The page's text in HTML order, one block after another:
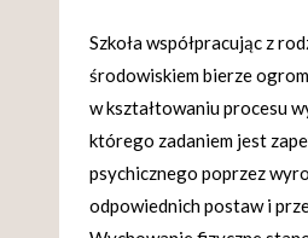
Szkoła współpracując z
środowiskiem bierze
w kształtowaniu procesu
którego zadaniem jest
psychicznego poprzez
odpowiednich postaw i